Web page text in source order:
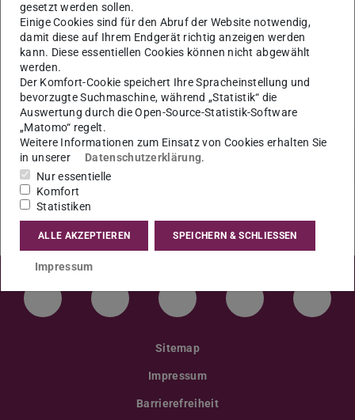
13:00 Uhr, Raum S3|12 13
18.01.2024
Unterlagen müssen spätestens 14 Tage vorher
eingereicht werden.
LinkedIn-Seite der TU Darmstadt
Instagram-Kanal der TU
Bluesky-Kanal der TU
Facebook-
Sitemap
Impressum
Barrierefreiheit
gesetzt werden sollen.
Einige Cookies sind für den Abruf der Website notwendig,
damit diese auf Ihrem Endgerät richtig anzeigen werden
kann. Diese essentiellen Cookies können nicht abgewählt
werden.
Der Komfort-Cookie speichert Ihre Spracheinstellung und
bevorzugte Suchmaschine, während „Statistik“ die
Auswertung durch die Open-Source-Statistik-Software
„Matomo“ regelt.
Weitere Informationen zum Einsatz von Cookies erhalten Sie
in unserer
Datenschutzerklärung.
Nur essentielle
Komfort
Statistiken
ALLE AKZEPTIEREN SPEICHERN & SCHLIESSEN
Impressum